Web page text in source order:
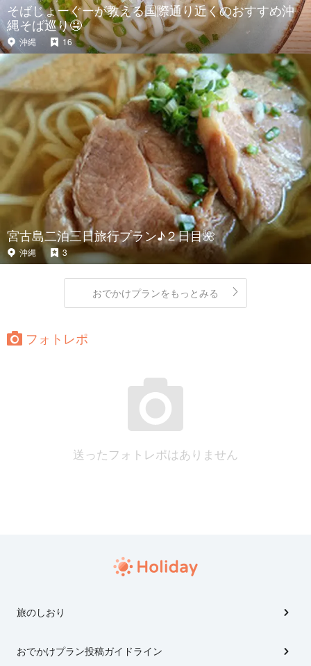
そばじょーぐーが教える国際通り近くのおすすめ沖
縄そば巡り🤤
沖縄 16
宮古島二泊三日旅行プラン♪２日目🌺
沖縄 3
おでかけプランをもっとみる
フォトレポ
送ったフォトレポはありません
旅のしおり
おでかけプラン投稿ガイドライン